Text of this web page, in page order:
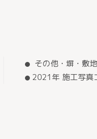
その他・塀・敷
2021年 施工写真